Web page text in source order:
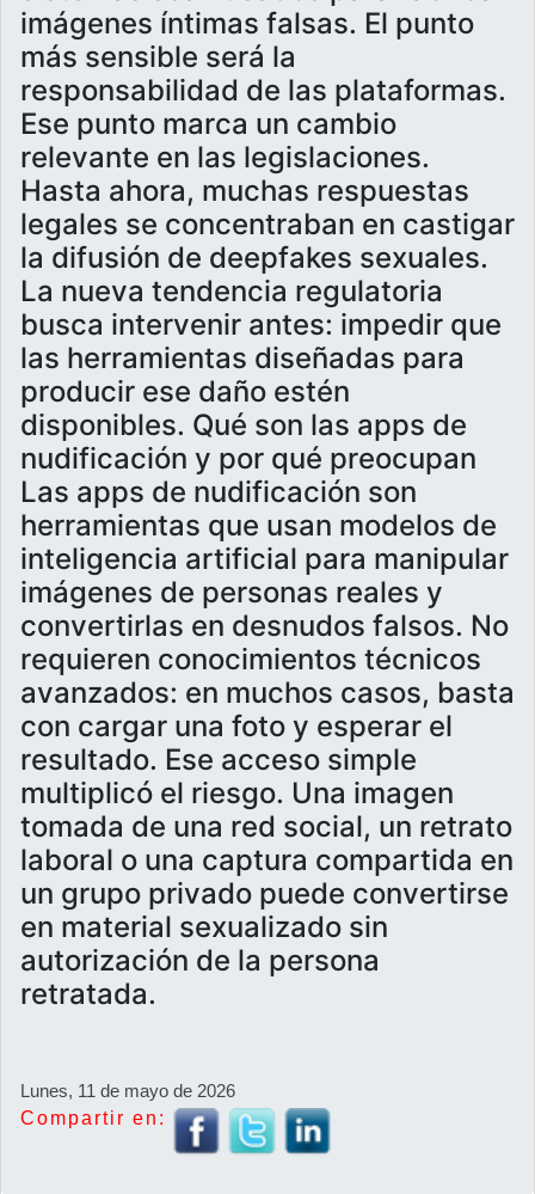
imágenes íntimas falsas. El punto
más sensible será la
responsabilidad de las plataformas.
Ese punto marca un cambio
relevante en las legislaciones.
Hasta ahora, muchas respuestas
legales se concentraban en castigar
la difusión de deepfakes sexuales.
La nueva tendencia regulatoria
busca intervenir antes: impedir que
las herramientas diseñadas para
producir ese daño estén
disponibles. Qué son las apps de
nudificación y por qué preocupan
Las apps de nudificación son
herramientas que usan modelos de
inteligencia artificial para manipular
imágenes de personas reales y
convertirlas en desnudos falsos. No
requieren conocimientos técnicos
avanzados: en muchos casos, basta
con cargar una foto y esperar el
resultado. Ese acceso simple
multiplicó el riesgo. Una imagen
tomada de una red social, un retrato
laboral o una captura compartida en
un grupo privado puede convertirse
en material sexualizado sin
autorización de la persona
retratada.
Lunes, 11 de mayo de 2026
Compartir en: